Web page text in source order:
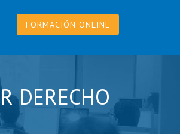
FORMACIÓN ONLINE
DERECHO